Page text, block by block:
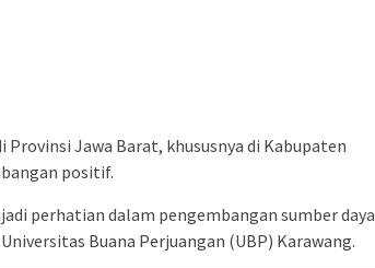
Jawa Barat, khususnya di Kabupaten
positif.
perhatian dalam pengembangan sumber daya
Buana Perjuangan (UBP) Karawang.